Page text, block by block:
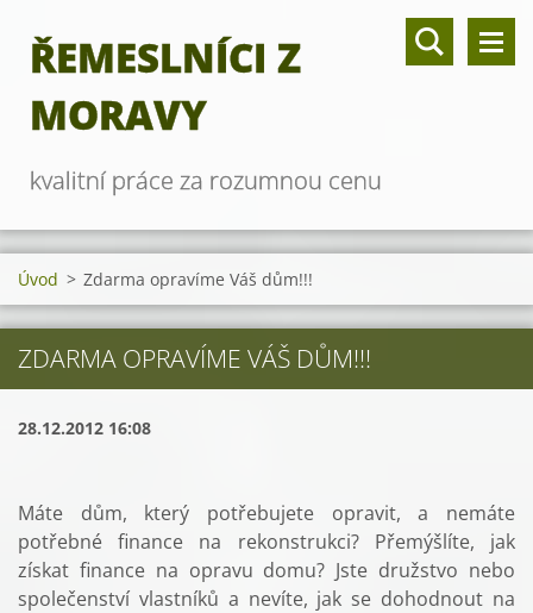
ŘEMESLNÍCI Z
MORAVY
kvalitní práce za rozumnou cenu
Úvod > Zdarma opravíme Váš dům!!!
ZDARMA OPRAVÍME VÁŠ DŮM!!!
28.12.2012 16:08
Máte dům, který potřebujete opravit, a nemáte
potřebné finance na rekonstrukci? Přemýšlíte, jak
získat finance na opravu domu? Jste družstvo nebo
společenství vlastníků a nevíte, jak se dohodnout na